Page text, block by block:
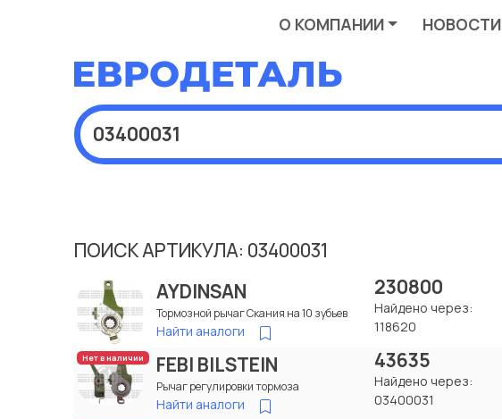
О КОМПАНИИ НОВОСТИ
ПОИСК АРТИКУЛА: 03400031
AYDINSAN
Тормозной рычаг Скания на 10 зубьев
Найти аналоги
230800
Найдено через:
118620
Нет в наличии FEBI BILSTEIN
Рычаг регулировки тормоза
Найти аналоги
43635
Найдено через:
03400031